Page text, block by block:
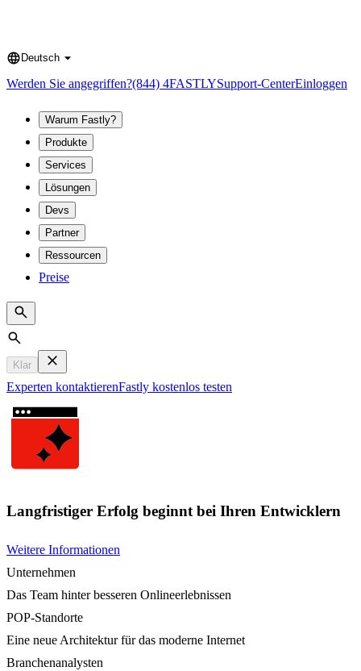
Language
Deutsch
Werden Sie angegriffen?(844) 4FASTLYSupport-CenterEinloggen
Warum Fastly?
Produkte
Services
Lösungen
Devs
Partner
Ressourcen
Preise
Search
Klar
Experten kontaktierenFastly kostenlos testen
Langfristiger Erfolg beginnt bei Ihren Entwicklern
Weitere Informationen
Unternehmen
Das Team hinter besseren Onlineerlebnissen
POP-Standorte
Eine neue Architektur für das moderne Internet
Branchenanalysten